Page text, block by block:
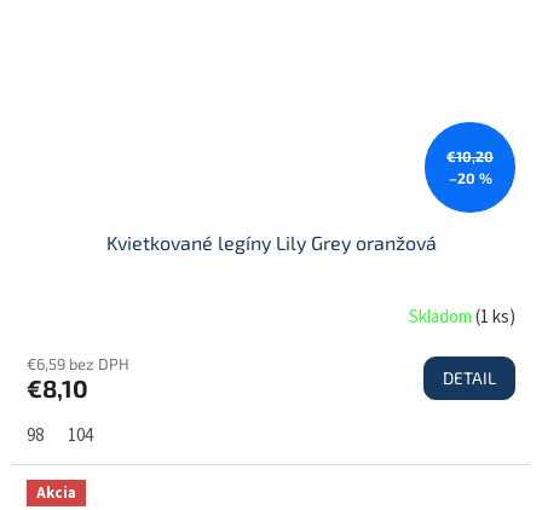
€10,20
–20 %
Kvietkované legíny Lily Grey oranžová
Skladom(1 ks)
€6,59 bez DPH
€8,10 DETAIL
98 104
Akcia